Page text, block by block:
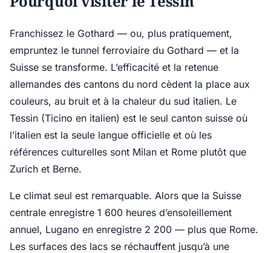
Franchissez le Gothard — ou, plus pratiquement,
empruntez le tunnel ferroviaire du Gothard — et la
Suisse se transforme. L’efficacité et la retenue
allemandes des cantons du nord cèdent la place aux
couleurs, au bruit et à la chaleur du sud italien. Le
Tessin (Ticino en italien) est le seul canton suisse où
l’italien est la seule langue officielle et où les
références culturelles sont Milan et Rome plutôt que
Zurich et Berne.
Le climat seul est remarquable. Alors que la Suisse
centrale enregistre 1 600 heures d’ensoleillement
annuel, Lugano en enregistre 2 200 — plus que Rome.
Les surfaces des lacs se réchauffent jusqu’à une